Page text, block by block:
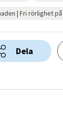
| Fri rörlighet
Dela